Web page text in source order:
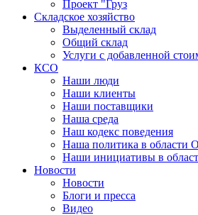
Проект "Груз
Складское хозяйство
Выделенный склад
Общий склад
Услуги с добавленной
КСО
Наши люди
Наши клиенты
Наши поставщики
Наша среда
Наш кодекс поведения
Наша политика в
Наши инициативы в
Новости
Новости
Блоги и пресса
Видео